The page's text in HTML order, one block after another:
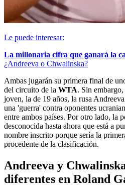
Le puede interesar:
La millonaria cifra que ganará la
¿Andreeva o Chwalinska?
Ambas jugarán su primera final de
del circuito de la WTA. Sin
joven, la de 19 años, la rusa
una 'guerra' contra oponentes
entre ambos países. Por otro lado, la
desconocida hasta ahora que está a
nombre inscrito porque sería la
procedente de la clasificación.
Andreeva y
diferentes en Roland